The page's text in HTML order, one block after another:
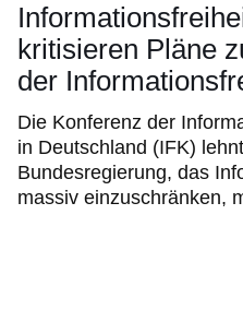
kritisieren Pläne
der
Die Konferenz der
in Deutschland (IFK)
Bundesregierung, das
massiv einzuschränken,